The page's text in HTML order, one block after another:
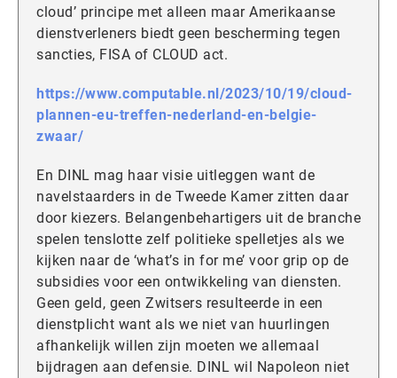
cloud’ principe met alleen maar Amerikaanse
dienstverleners biedt geen bescherming tegen
sancties, FISA of CLOUD act.
https://www.computable.nl/2023/10/19/cloud-
plannen-eu-treffen-nederland-en-belgie-
zwaar/
En DINL mag haar visie uitleggen want de
navelstaarders in de Tweede Kamer zitten daar
door kiezers. Belangenbehartigers uit de branche
spelen tenslotte zelf politieke spelletjes als we
kijken naar de ‘what’s in for me’ voor grip op de
subsidies voor een ontwikkeling van diensten.
Geen geld, geen Zwitsers resulteerde in een
dienstplicht want als we niet van huurlingen
afhankelijk willen zijn moeten we allemaal
bijdragen aan defensie. DINL wil Napoleon niet